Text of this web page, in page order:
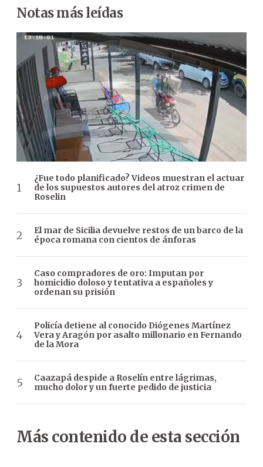
Notas más leídas
¿Fue todo planificado? Videos muestran el actuar
de los supuestos autores del atroz crimen de
Roselin
El mar de Sicilia devuelve restos de un barco de la
época romana con cientos de ánforas
Caso compradores de oro: Imputan por
homicidio doloso y tentativa a españoles y
ordenan su prisión
Policía detiene al conocido Diógenes Martínez
Vera y Aragón por asalto millonario en Fernando
de la Mora
Caazapá despide a Roselín entre lágrimas,
mucho dolor y un fuerte pedido de justicia
Más contenido de esta sección